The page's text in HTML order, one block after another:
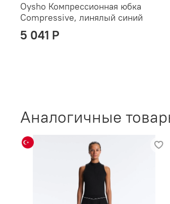
Oysho Компрессионная юбка
Compressive, линялый синий
5 041 P
Аналогичные